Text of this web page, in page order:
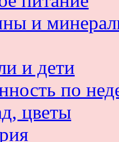
и
и дети
по
цветы